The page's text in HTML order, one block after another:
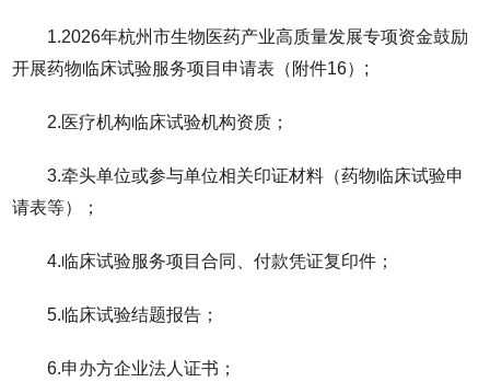
1.2026年杭州市生物医药产业高质量发展专项资金鼓励
开展药物临床试验服务项目申请表（附件16）;
2.医疗机构临床试验机构资质；
3.牵头单位或参与单位相关印证材料（药物临床试验申
请表等）；
4.临床试验服务项目合同、付款凭证复印件；
5.临床试验结题报告；
6.申办方企业法人证书；